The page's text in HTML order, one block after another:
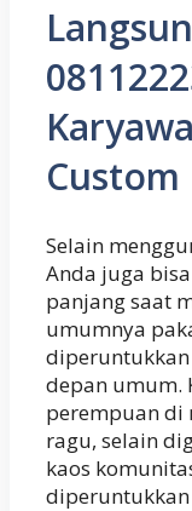
Custom
Selain
Anda juga
panjang saat
umumnya
depan umum.
perempuan di
ragu, selain
kaos